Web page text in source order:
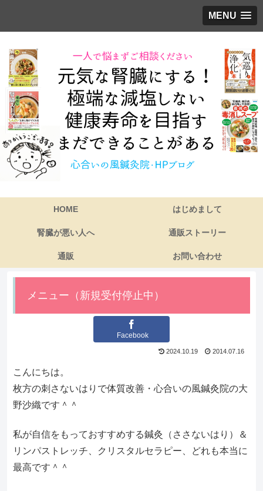
MENU
HOME はじめまして
腎臓が悪い人へ 通販ストーリー
通販 お問い合わせ
メニュー（新規受付停止中）
Facebook
2024.10.19 2014.07.16
こんにちは。
枚方の刺さないはりで体質改善・心合いの風鍼灸院の大
野沙織です＾＾
私が自信をもっておすすめする鍼灸（ささないはり）＆
リンパストレッチ、クリスタルセラピー、どれも本当に
最高です＾＾